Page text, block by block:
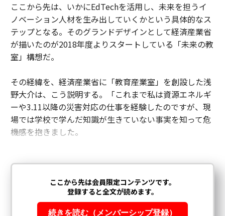
ここから先は、いかにEdTechを活用し、未来を担うイ
ノベーション人材を生み出していくかという具体的なス
テップとなる。そのグランドデザインとして経済産業省
が描いたのが2018年度よりスタートしている「未来の教
室」構想だ。
その経緯を、経済産業省に「教育産業室」を創設した浅
野大介は、こう説明する。「これまで私は資源エネルギ
ーや3.11以降の災害対応の仕事を経験したのですが、現
場では学校で学んだ知識が生きていない事実を知って危
機感を抱きました。